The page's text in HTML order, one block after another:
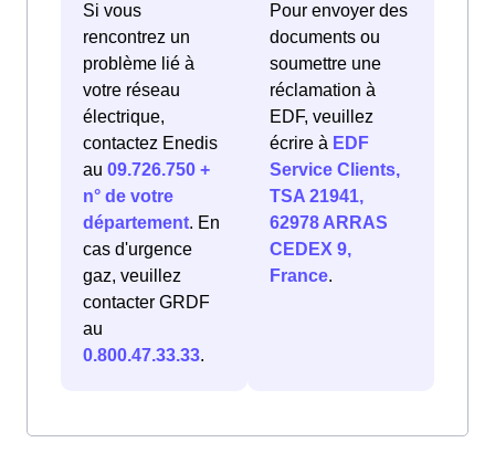
Si vous
rencontrez un
problème lié à
votre réseau
électrique,
contactez Enedis
au 09.726.750 +
n° de votre
département. En
cas d'urgence
gaz, veuillez
contacter GRDF
au
0.800.47.33.33.
Pour envoyer des
documents ou
soumettre une
réclamation à
EDF, veuillez
écrire à EDF
Service Clients,
TSA 21941,
62978 ARRAS
CEDEX 9,
France.